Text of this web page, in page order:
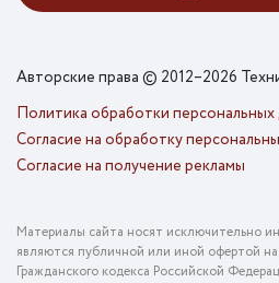
Авторские права © 2012–2026
Политика обработки
Согласие на обработку
Согласие на получение рекламы
Материалы сайта носят исключительно
являются публичной или иной офертой
Гражданского кодекса Российской